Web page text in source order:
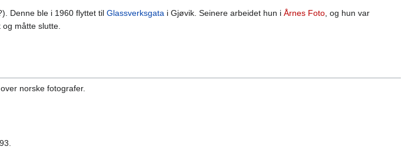
Denne ble i 1960 flyttet til Glassverksgata i Gjøvik. Seinere arbeidet hun i Årnes Foto, og hun var
og måtte slutte.
norske fotografer.